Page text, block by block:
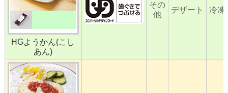
HGようかん(こし
あん)
その
他
デザート 冷凍